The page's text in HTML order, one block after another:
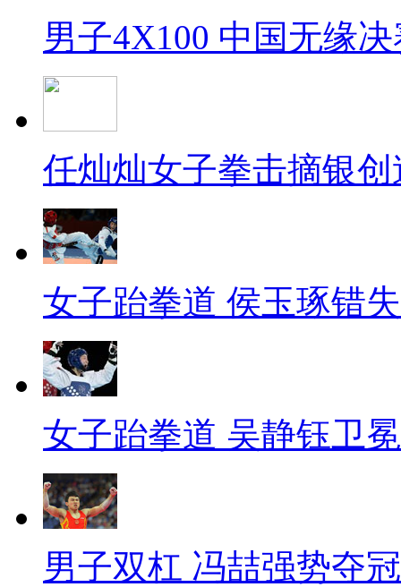
男子4X100 中国无缘
任灿灿女子拳击摘银
女子跆拳道 侯玉琢错
女子跆拳道 吴静钰卫冕
男子双杠 冯喆强势夺冠